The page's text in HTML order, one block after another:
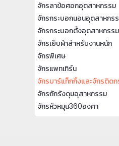
จักรลาข้อศอกอุตสาหกรรม
จักรกระบอกนอนอุตสาหกร
จักรกระบอกตั้งอุตสาหกรรม
จักรเย็บผ้าสำหรับงานหนัก
จักรพิเศษ
จักรแพทเทิร์น
จักรบาร์แท็กกิ้งและจักรติด
จักรถักรังดุมอุสาหกรรม
จักรหัวหมุน360องศา